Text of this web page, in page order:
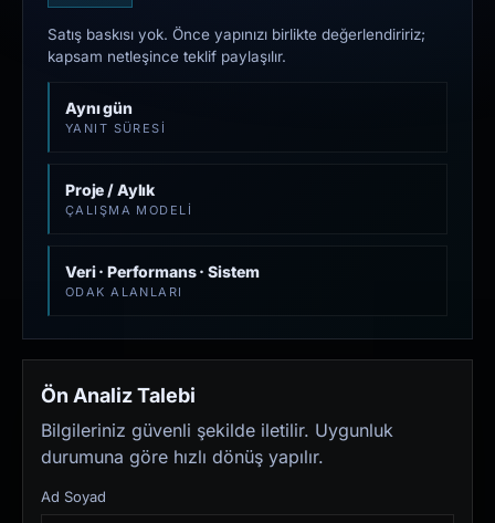
Satış baskısı yok. Önce yapınızı birlikte değerlendiririz;
kapsam netleşince teklif paylaşılır.
Aynı gün
YANIT SÜRESI
Proje / Aylık
ÇALIŞMA MODELI
Veri · Performans · Sistem
ODAK ALANLARI
Ön Analiz Talebi
Bilgileriniz güvenli şekilde iletilir. Uygunluk
durumuna göre hızlı dönüş yapılır.
Ad Soyad